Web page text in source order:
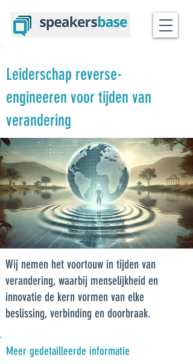
Leiderschap reverse-
engineeren voor tijden van
verandering
Wij nemen het voortouw in tijden van
verandering, waarbij menselijkheid en
innovatie de kern vormen van elke
beslissing, verbinding en doorbraak.
Meer gedetailleerde informatie